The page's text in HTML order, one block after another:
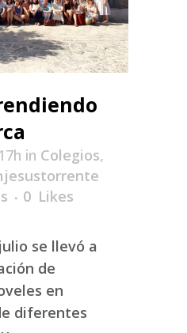
in Colegios,
0 Likes
se llevó a
de
en
diferentes